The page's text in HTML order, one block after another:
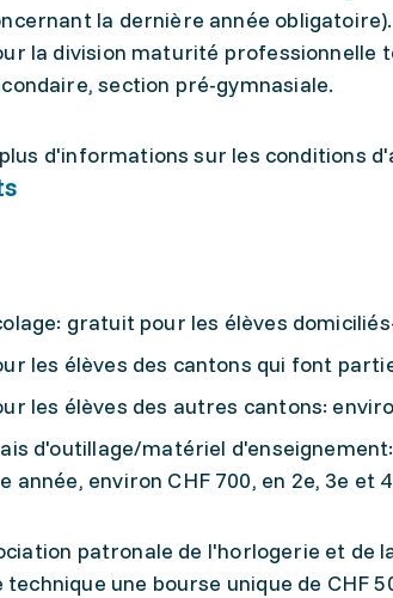
la dernière année obligatoire).
la division maturité professionnelle
section pré-gymnasiale.
d'informations sur les conditions
gratuit pour les élèves
les élèves des cantons qui font
les élèves des autres cantons:
d'outillage/matériel d'enseignement:
année, environ CHF 700, en 2e, 3e et
patronale de l'horlogerie et de
technique une bourse unique de CHF